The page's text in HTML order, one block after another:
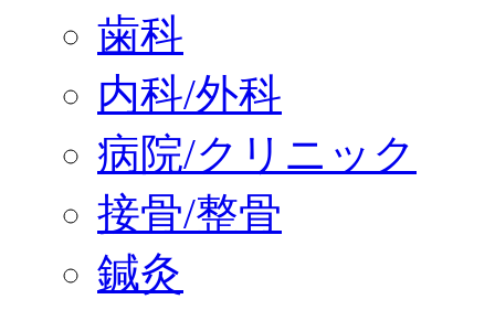
歯科
内科/外科
病院/クリニック
接骨/整骨
鍼灸